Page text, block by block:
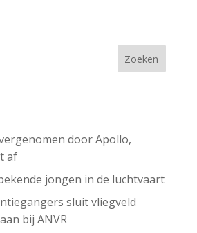
Zoeken
door Apollo,
af
jongen in de luchtvaart
sluit vliegveld
bij ANVR